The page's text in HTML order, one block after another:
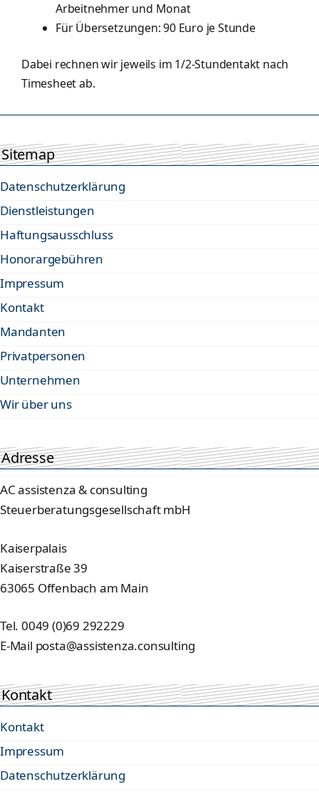
Arbeitnehmer und Monat
Für Übersetzungen: 90 Euro je Stunde
Dabei rechnen wir jeweils im 1/2-Stundentakt nach
Timesheet ab.
Sitemap
Datenschutzerklärung
Dienstleistungen
Haftungsausschluss
Honorargebühren
Impressum
Kontakt
Mandanten
Privatpersonen
Unternehmen
Wir über uns
Adresse
AC assistenza & consulting
Steuerberatungsgesellschaft mbH
Kaiserpalais
Kaiserstraße 39
63065 Offenbach am Main
Tel. 0049 (0)69 292229
E-Mail posta@assistenza.consulting
Kontakt
Kontakt
Impressum
Datenschutzerklärung